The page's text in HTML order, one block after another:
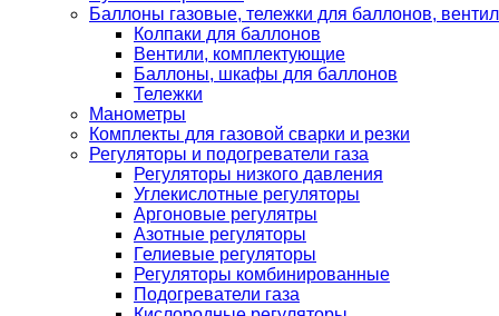
Баллоны газовые, тележки для баллонов,
Колпаки для баллонов
Вентили, комплектующие
Баллоны, шкафы для баллонов
Тележки
Манометры
Комплекты для газовой сварки и резки
Регуляторы и подогреватели газа
Регуляторы низкого давления
Углекислотные регуляторы
Аргоновые регулятры
Азотные регуляторы
Гелиевые регуляторы
Регуляторы комбинированные
Подогреватели газа